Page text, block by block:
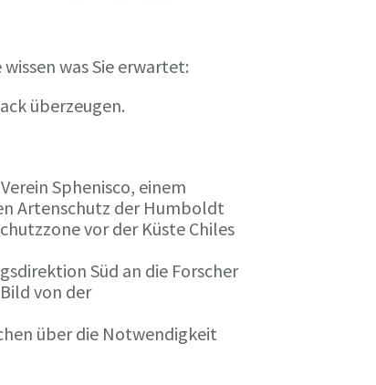
was Sie erwartet:
überzeugen.
Sphenisco, einem
Artenschutz der Humboldt
vor der Küste Chiles
Süd an die Forscher
von der
über die Notwendigkeit